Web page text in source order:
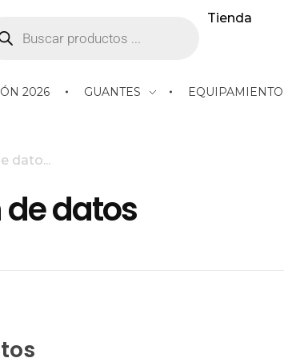
Tienda
2026 GUANTES EQUIPAMIENTO
dato...
de datos